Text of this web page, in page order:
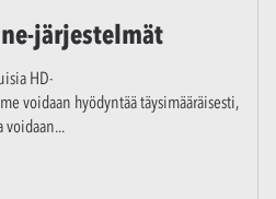
järjestelmät
HD-
voidaan hyödyntää täysimääräisesti,
voidaan...